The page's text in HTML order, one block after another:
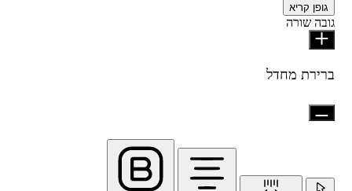
גופן קריא
גובה שורה
ברירת מחדל